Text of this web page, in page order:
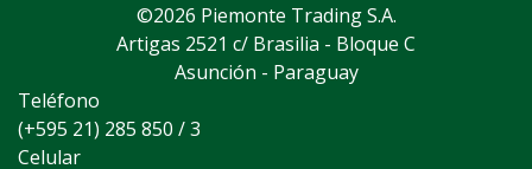
©2026 Piemonte Trading S.A.
Artigas 2521 c/ Brasilia - Bloque C
Asunción - Paraguay
Teléfono
(+595 21) 285 850 / 3
Celular